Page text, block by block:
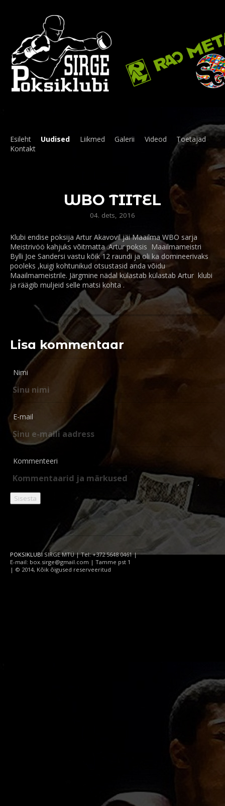
Esileht Uudised Liikmed Galerii Videod
Toetajad
Kontakt
WBO TIITEL
04. dets, 2016
Klubi endise poksija Artur Akavovil jäi Maailma WBO sarja
Meistrivöö kahjuks võitmatta .Artur poksis Maailmameistri
Bylli Joe Sandersi vastu kõik 12 raundi ja oli ka domineerivaks
pooleks ,kuigi kohtunikud otsustasid anda võidu
Maailmameistrile. Järgmine nädal külastab külastab Artur klubi
ja räägib muljeid selle matsi kohta .
Lisa kommentaar
Nimi
E-mail
Kommenteeri
POKSIKLUBISIRGE MTÜ | Tel: +372 5648 0461 |
E-mail: box.sirge@gmail.com | Tamme pst 1
| © 2014, Kõik õigused reserveeritud